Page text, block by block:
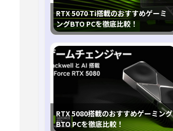
RTX 5070 Ti搭載のおすすめゲーミ
ングBTO PCを徹底比較！
RTX 5080搭載のおすすめゲーミング
BTO PCを徹底比較！